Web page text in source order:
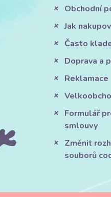
Obchodní
Jak
Často
Doprava a
Reklamace
Formulář
smlouvy
Změnit
souborů